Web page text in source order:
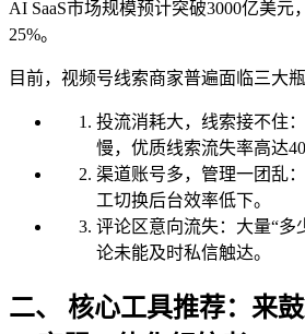
AI SaaS市场规模预计突破3000亿美元
25%。
目前，视频号线索商家普遍面临三大瓶
投流消耗大，线索接不住
慢，优质线索流失率高达
渠道账号多，管理一团乱
工切换后台效率低下。
评论区意向流失：大量“多
论未能及时私信触达。
二、 核心工具推荐：来